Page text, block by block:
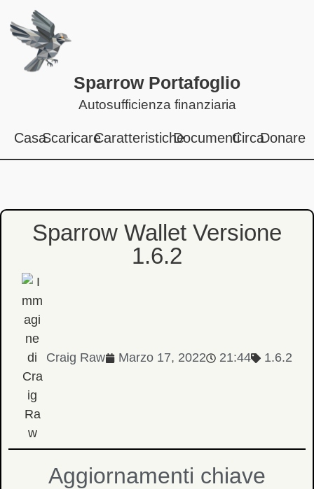
Sparrow Portafoglio
Autosufficienza finanziaria
CasaScaricareCaratteristicheDocumentiCircaDonare
Sparrow Wallet Versione
1.6.2
Craig Raw Marzo 17, 2022 21:44 1.6.2
Aggiornamenti chiave